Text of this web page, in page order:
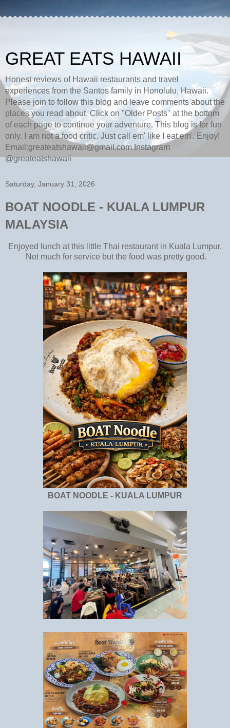
GREAT EATS HAWAII
Honest reviews of Hawaii restaurants and travel
experiences from the Santos family in Honolulu, Hawaii.
Please join to follow this blog and leave comments about the
places you read about. Click on "Older Posts" at the bottom
of each page to continue your adventure. This blog is for fun
only. I am not a food critic. Just call em' like I eat em'. Enjoy!
Email:greateatshawaii@gmail.com Instagram
@greateatshawaii
Saturday, January 31, 2026
BOAT NOODLE - KUALA LUMPUR
MALAYSIA
Enjoyed lunch at this little Thai restaurant in Kuala Lumpur.
Not much for service but the food was pretty good.
BOAT NOODLE - KUALA LUMPUR